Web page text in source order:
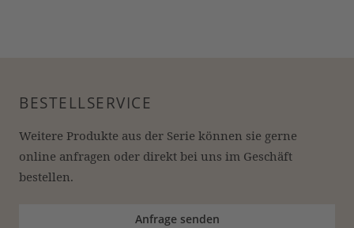
BESTELLSERVICE
Weitere Produkte aus der Serie können sie gerne
online anfragen oder direkt bei uns im Geschäft
bestellen.
Anfrage senden